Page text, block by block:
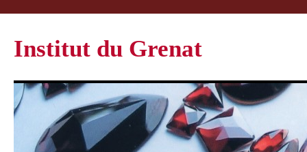
Institut du Grenat